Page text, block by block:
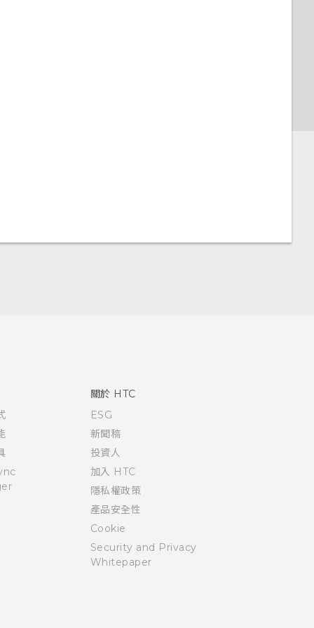
關於 HTC
ESG
新聞稿
投資人
加入 HTC
隱私權政策
產品安全性
Cookie
Security and Privacy
Whitepaper